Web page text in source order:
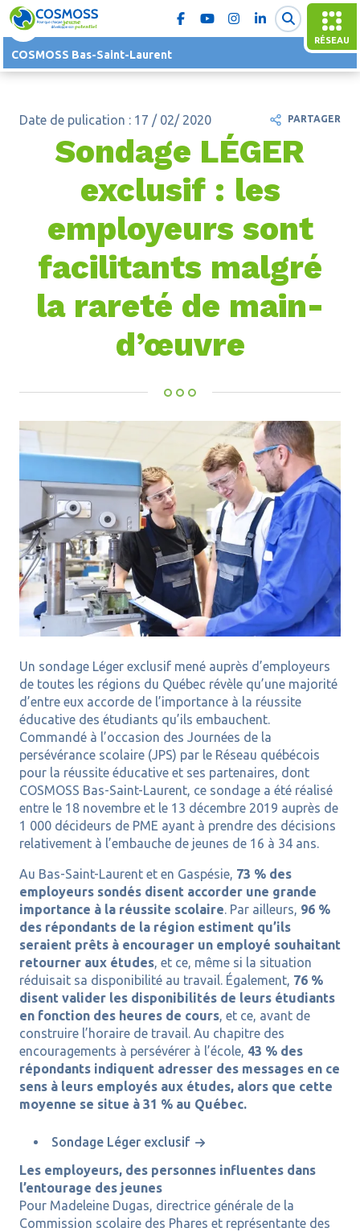
RÉSEAU
COSMOSS Bas-Saint-Laurent
Date de pulication : 17 / 02/ 2020
Sondage LÉGER
exclusif : les
employeurs sont
facilitants malgré
la rareté de main-
d’œuvre
Un sondage Léger exclusif mené auprès d’employeurs
de toutes les régions du Québec révèle qu’une majorité
d’entre eux accorde de l’importance à la réussite
éducative des étudiants qu’ils embauchent.
Commandé à l’occasion des Journées de la
persévérance scolaire (JPS) par le Réseau québécois
pour la réussite éducative et ses partenaires, dont
COSMOSS Bas-Saint-Laurent, ce sondage a été réalisé
entre le 18 novembre et le 13 décembre 2019 auprès de
1 000 décideurs de PME ayant à prendre des décisions
relativement à l’embauche de jeunes de 16 à 34 ans.
Au Bas-Saint-Laurent et en Gaspésie, 73 % des
employeurs sondés disent accorder une grande
importance à la réussite scolaire. Par ailleurs, 96 %
des répondants de la région estiment qu’ils
seraient prêts à encourager un employé souhaitant
retourner aux études, et ce, même si la situation
réduisait sa disponibilité au travail. Également, 76 %
disent valider les disponibilités de leurs étudiants
en fonction des heures de cours, et ce, avant de
construire l’horaire de travail. Au chapitre des
encouragements à persévérer à l’école, 43 % des
répondants indiquent adresser des messages en ce
sens à leurs employés aux études, alors que cette
moyenne se situe à 31 % au Québec.
Sondage Léger exclusif
Les employeurs, des personnes influentes dans
l’entourage des jeunes
Pour Madeleine Dugas, directrice générale de la
Commission scolaire des Phares et représentante des
PARTAGER